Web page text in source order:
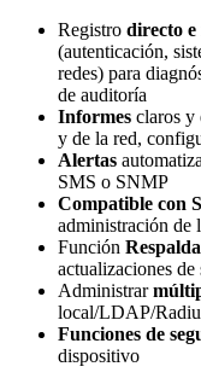
Registro directo
(autenticación,
redes) para
de auditoría
Informes claros y
y de la red,
Alertas
SMS o SNMP
Compatible con
administración de
Función
actualizaciones
Administrar
local/LDAP/
Funciones de
dispositivo